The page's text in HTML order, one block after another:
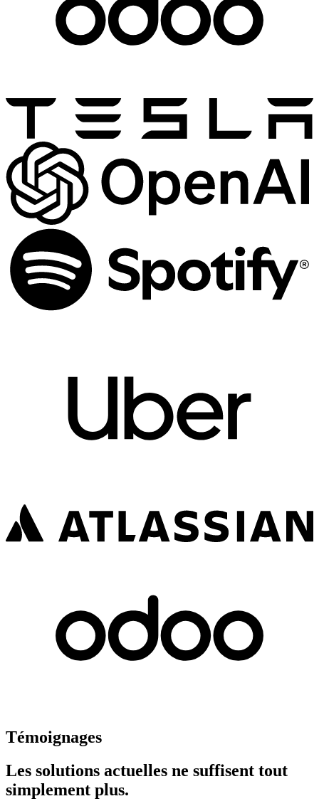
Témoignages
Les solutions actuelles ne suffisent tout
simplement plus.